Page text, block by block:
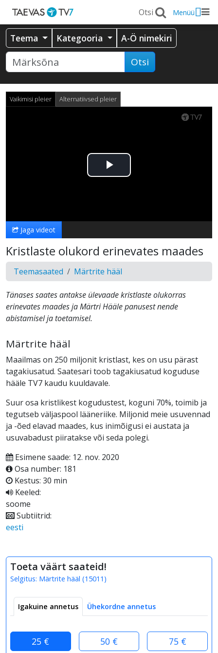
Menüü
Teema Kategooria A-Ö nimekiri
Otsi
Vaikimisi pleier Alternatiivsed pleier
Esita
Jaga videot
Kristlaste olukord erinevates maades
Teemasaated Märtrite hääl
Tänases saates antakse ülevaade kristlaste olukorras
erinevates maades ja Märtri Hääle panusest nende
abistamisel ja toetamisel.
Märtrite hääl
Maailmas on 250 miljonit kristlast, kes on usu pärast
tagakiusatud. Saatesari toob tagakiusatud koguduse
hääle TV7 kaudu kuuldavale.
Suur osa kristlikest kogudustest, koguni 70%, toimib ja
tegutseb väljaspool lääneriike. Miljonid meie usuvennad
ja -õed elavad maades, kus inimõigusi ei austata ja
usuvabadust piiratakse või seda polegi.
Esimene saade: 12. nov. 2020
Osa number: 181
Kestus: 30 min
Keeled:
soome
Subtiitrid:
eesti
Toeta väärt saateid!
Selgitus: Märtrite hääl (15011 )
Igakuine annetus Ühekordne annetus
25 € 50 € 75 €